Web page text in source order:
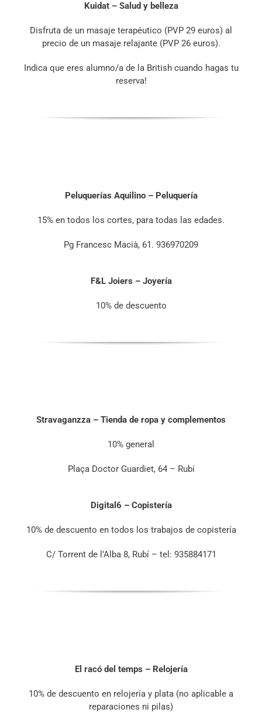
Kuidat – Salud y belleza
Disfruta de un masaje terapéutico (PVP 29 euros) al
precio de un masaje relajante (PVP 26 euros).
Indica que eres alumno/a de la British cuando hagas tu
reserva!
Peluquerías Aquilino – Peluquería
15% en todos los cortes, para todas las edades.
Pg Francesc Macià, 61. 936970209
F&L Joiers – Joyería
10% de descuento
Stravaganzza – Tienda de ropa y complementos
10% general
Plaça Doctor Guardiet, 64 – Rubí
Digital6 – Copistería
10% de descuento en todos los trabajos de copistería
C/ Torrent de l’Alba 8, Rubí – tel: 935884171
El racó del temps – Relojería
10% de descuento en relojería y plata (no aplicable a
reparaciones ni pilas)